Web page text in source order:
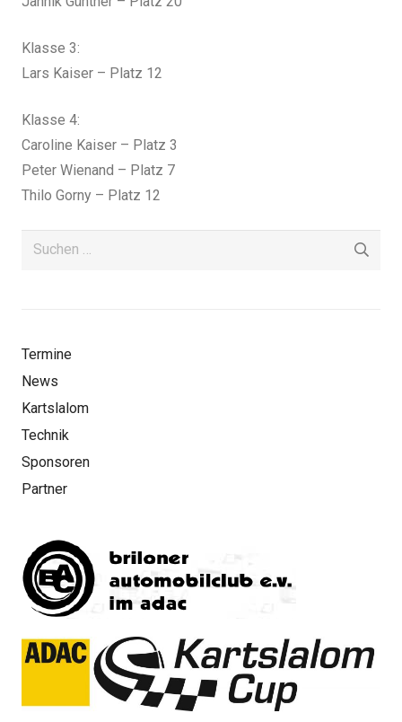
Klasse 3:
Lars Kaiser – Platz 12
Klasse 4:
Caroline Kaiser – Platz 3
Peter Wienand – Platz 7
Thilo Gorny – Platz 12
Suchen
Termine
News
Kartslalom
Technik
Sponsoren
Partner